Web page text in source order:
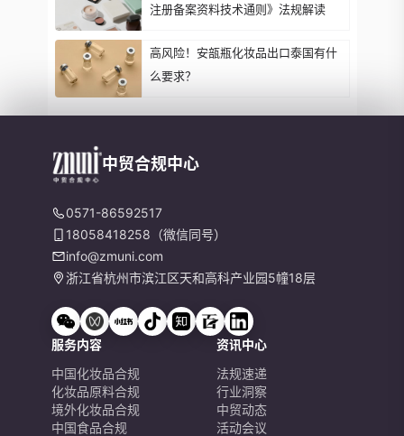
注册备案资料技术通则》法规解读
高风险！安瓿瓶化妆品出口泰国有什
么要求？
中贸合规中心
0571-86592517
18058418258（微信同号）
info@zmuni.com
浙江省杭州市滨江区天和高科产业园5幢18层
服务内容
中国化妆品合规
化妆品原料合规
境外化妆品合规
中国食品合规
资讯中心
法规速递
行业洞察
中贸动态
活动会议